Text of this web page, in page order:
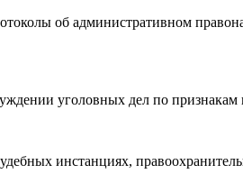
об административном
уголовных дел по признакам
инстанциях,